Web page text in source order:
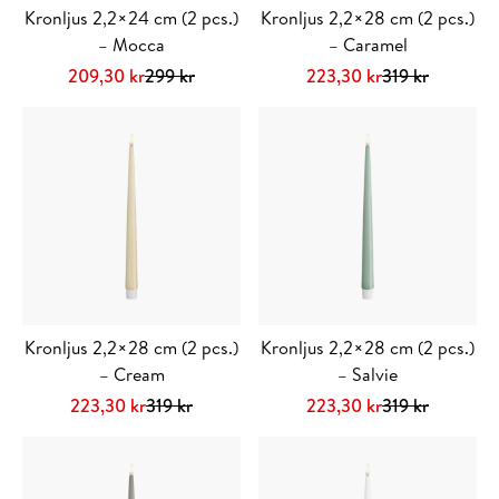
Kronljus 2,2×24 cm (2 pcs.)
– Mocca
299kr
Det
priset
var:
209,30 kr
Det
priset
är:
Kronljus 2,2×28 cm (2 pcs.)
– Caramel
319kr
Det
var:
223,30 kr
Det
är:
Kronljus 2,2×28 cm (2 pcs.)
– Cream
319kr
Det
priset
var:
223,30 kr
Det
priset
är:
Kronljus 2,2×28 cm (2 pcs.)
– Salvie
319kr
Det
var:
223,30 kr
Det
är: